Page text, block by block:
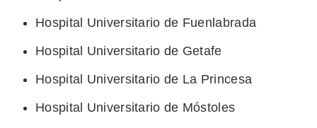
Hospital Universitario de Fuenlabrada
Hospital Universitario de Getafe
Hospital Universitario de La Princesa
Hospital Universitario de Móstoles